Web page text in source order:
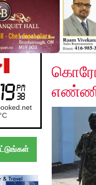
- Chef depot plaza
C
Friday,